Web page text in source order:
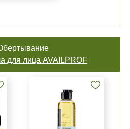
для лица AVAILPROF